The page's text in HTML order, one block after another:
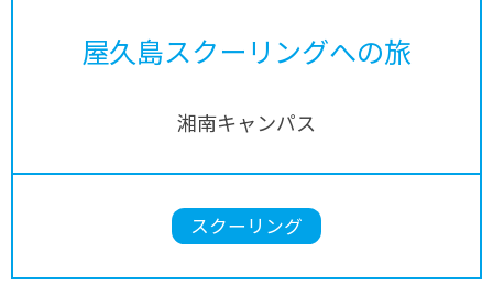
屋久島スクーリングへの旅
湘南キャンパス
スクーリング